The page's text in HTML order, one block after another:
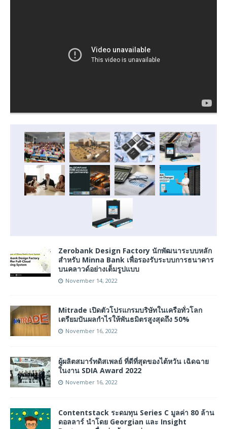
Zerobank Design Factory นักพัฒนาระบบหลัก
สำหรับ Minna Bank เพื่อรองรับระบบการธนาคาร
บนคลาวด์อย่างเต็มรูปแบบ
November 14, 2022
Mitrade เปิดตัวโปรแกรมบริษัทในเครือทั่วโลก
เตรียมปันผลกำไรให้พันธมิตรสูงสุดถึง 50%
November 16, 2022
ผู้ผลิตสมาร์ทดิสเพลย์ ที่ดีที่สุดของไต้หวัน เฉิดฉาย
ในงาน SDIA Award 2022
November 16, 2022
Contentstack ระดมทุน Series C มูลค่า 80 ล้าน
ดอลลาร์ นำโดย Georgian และ Insight